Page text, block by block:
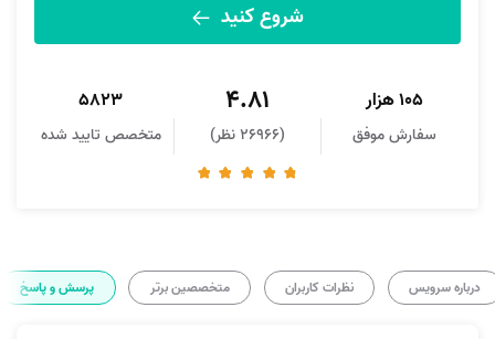
شروع کنید
105 هزار
سفارش موفق
4.81
(26966 نظر)
5823
متخصص تایید شده
درباره سرویس نظرات کاربران متخصصین برتر پرسش و پاسخ